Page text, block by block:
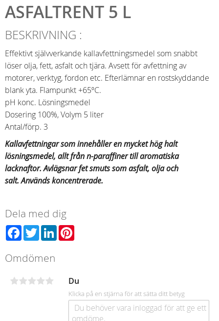
ASFALTRENT 5 L
BESKRIVNING :
Effektivt självverkande kallavfettningsmedel som snabbt
löser olja, fett, asfalt och tjära. Avsett för avfettning av
motorer, verktyg, fordon etc. Efterlämnar en rostskyddande
blank yta. Flampunkt +65ºC.
pH konc. Lösningsmedel
Dosering 100%, Volym 5 liter
Antal/förp. 3
Kallavfettningar som innehåller en mycket hög halt
lösningsmedel, allt från n-paraffiner till aromatiska
lacknaftor. Avlägsnar fet smuts som asfalt, olja och
salt. Används koncentrerade.
Dela med dig
Facebook
TwitterLinkedIn
Omdömen
Du
Klicka på en stjärna för att sätta ditt betyg